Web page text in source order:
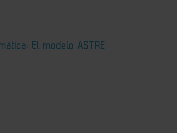
El modelo ASTRE